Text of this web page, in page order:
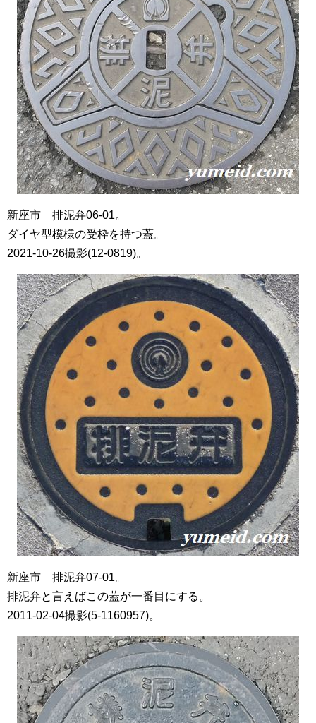
新座市 排泥弁06-01。
ダイヤ型模様の受枠を持つ蓋。
2021-10-26撮影(12-0819)。
新座市 排泥弁07-01。
排泥弁と言えばこの蓋が一番目にする。
2011-02-04撮影(5-1160957)。